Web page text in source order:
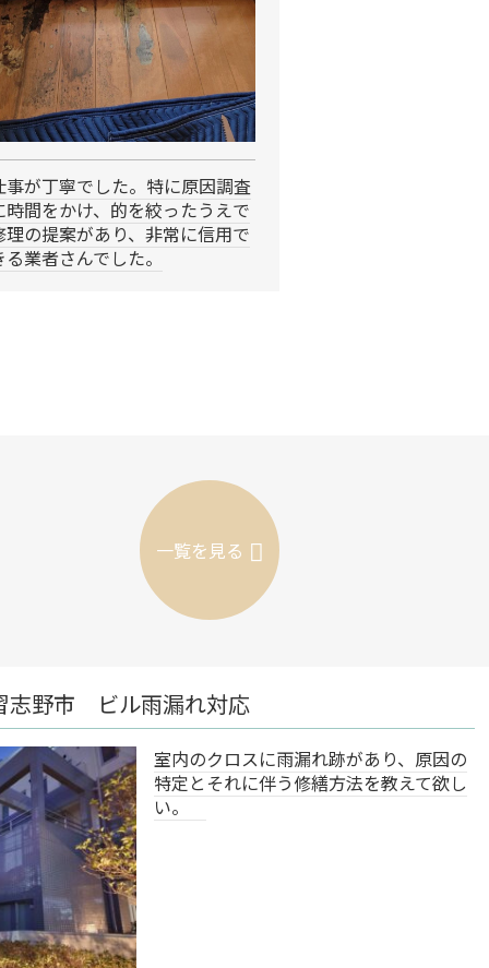
事が丁寧でした。特に原因調査
時間をかけ、的を絞ったうえで
理の提案があり、非常に信用で
る業者さんでした。
一覧を見る
応
クロスに雨漏れ跡があり、原因の
それに伴う修繕方法を教えて欲し